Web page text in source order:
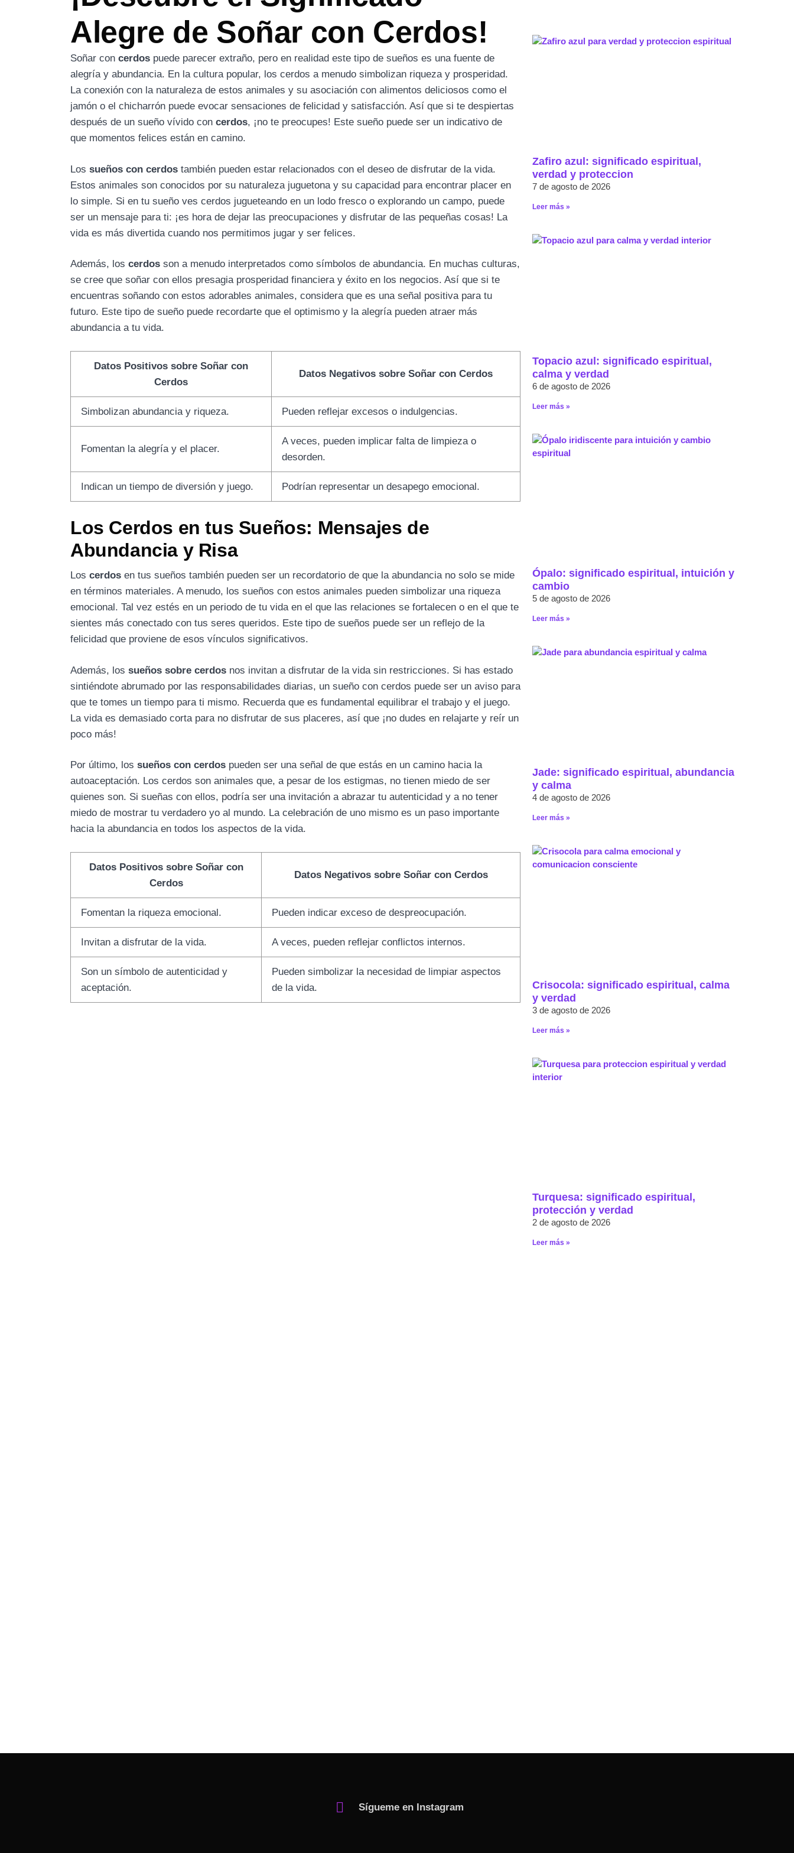
Alegre de Soñar con Cerdos!
Soñar concerdos puede parecer extraño, pero en realidad este tipo de sueños es una fuente de
alegría y abundancia. En la cultura popular, los cerdos a menudo simbolizan riqueza y prosperidad.
La conexión con la naturaleza de estos animales y su asociación con alimentos deliciosos como el
jamón o el chicharrón puede evocar sensaciones de felicidad y satisfacción. Así que si te despiertas
después de un sueño vívido concerdos, ¡no te preocupes! Este sueño puede ser un indicativo de
que momentos felices están en camino.
Lossueños con cerdos también pueden estar relacionados con el deseo de disfrutar de la vida.
Estos animales son conocidos por su naturaleza juguetona y su capacidad para encontrar placer en
lo simple. Si en tu sueño ves cerdos jugueteando en un lodo fresco o explorando un campo, puede
ser un mensaje para ti: ¡es hora de dejar las preocupaciones y disfrutar de las pequeñas cosas! La
vida es más divertida cuando nos permitimos jugar y ser felices.
Además, loscerdos son a menudo interpretados como símbolos de abundancia. En muchas culturas,
se cree que soñar con ellos presagia prosperidad financiera y éxito en los negocios. Así que si te
encuentras soñando con estos adorables animales, considera que es una señal positiva para tu
futuro. Este tipo de sueño puede recordarte que el optimismo y la alegría pueden atraer más
abundancia a tu vida.
Datos Positivos sobre Soñar con
Cerdos
Datos Negativos sobre Soñar con Cerdos
Simbolizan abundancia y riqueza. Pueden reflejar excesos o indulgencias.
Fomentan la alegría y el placer.
A veces, pueden implicar falta de limpieza o
desorden.
Indican un tiempo de diversión y juego. Podrían representar un desapego emocional.
Los Cerdos en tus Sueños: Mensajes de
Abundancia y Risa
Loscerdos en tus sueños también pueden ser un recordatorio de que la abundancia no solo se mide
en términos materiales. A menudo, los sueños con estos animales pueden simbolizar una riqueza
emocional. Tal vez estés en un periodo de tu vida en el que las relaciones se fortalecen o en el que te
sientes más conectado con tus seres queridos. Este tipo de sueños puede ser un reflejo de la
felicidad que proviene de esos vínculos significativos.
Además, lossueños sobre cerdos nos invitan a disfrutar de la vida sin restricciones. Si has estado
sintiéndote abrumado por las responsabilidades diarias, un sueño con cerdos puede ser un aviso para
que te tomes un tiempo para ti mismo. Recuerda que es fundamental equilibrar el trabajo y el juego.
La vida es demasiado corta para no disfrutar de sus placeres, así que ¡no dudes en relajarte y reír un
poco más!
Por último, lossueños con cerdos pueden ser una señal de que estás en un camino hacia la
autoaceptación. Los cerdos son animales que, a pesar de los estigmas, no tienen miedo de ser
quienes son. Si sueñas con ellos, podría ser una invitación a abrazar tu autenticidad y a no tener
miedo de mostrar tu verdadero yo al mundo. La celebración de uno mismo es un paso importante
hacia la abundancia en todos los aspectos de la vida.
Datos Positivos sobre Soñar con
Cerdos
Datos Negativos sobre Soñar con Cerdos
Fomentan la riqueza emocional. Pueden indicar exceso de despreocupación.
Invitan a disfrutar de la vida. A veces, pueden reflejar conflictos internos.
Son un símbolo de autenticidad y
aceptación.
Pueden simbolizar la necesidad de limpiar aspectos
de la vida.
Zafiro azul: significado espiritual,
verdad y proteccion
7 de agosto de 2026
Leer más »
Topacio azul: significado espiritual,
calma y verdad
6 de agosto de 2026
Leer más »
Ópalo: significado espiritual, intuición y
cambio
5 de agosto de 2026
Leer más »
Jade: significado espiritual, abundancia
y calma
4 de agosto de 2026
Leer más »
Crisocola: significado espiritual, calma
y verdad
3 de agosto de 2026
Leer más »
Turquesa: significado espiritual,
protección y verdad
2 de agosto de 2026
Leer más »
Sígueme en Instagram